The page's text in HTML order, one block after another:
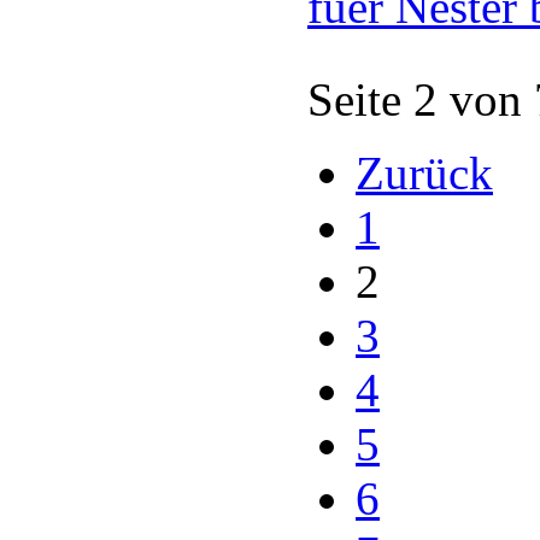
Seite 2 von
Zurück
1
2
3
4
5
6